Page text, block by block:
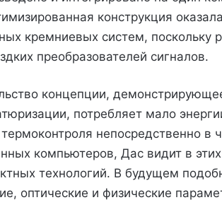
конструкция
кремниевых систем, поскольку
преобразователей сигналов.
концепции,
потребляет мало
непосредственно
компьютеров, Дас видит в
технологий. В будущем
оптические и физические